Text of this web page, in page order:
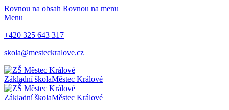
Rovnou na obsah Rovnou na menu
Menu
+420 325 643 317
skola@mesteckralove.cz
Základní školaMěstec Králové
Základní školaMěstec Králové